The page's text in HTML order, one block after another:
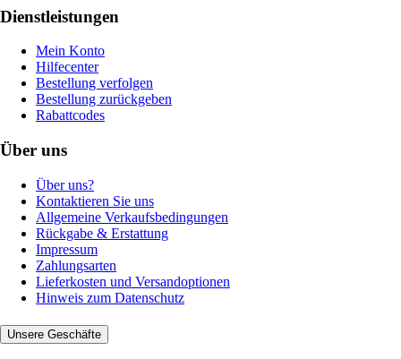
Dienstleistungen
Mein Konto
Hilfecenter
Bestellung verfolgen
Bestellung zurückgeben
Rabattcodes
Über uns
Über uns?
Kontaktieren Sie uns
Allgemeine Verkaufsbedingungen
Rückgabe & Erstattung
Impressum
Zahlungsarten
Lieferkosten und Versandoptionen
Hinweis zum Datenschutz
Unsere Geschäfte